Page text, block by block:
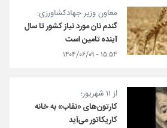
معاون وزیر جهادکشاورزی:
گندم نان مورد نیاز کشور تا سال
آینده تامین است
۱۵:۵۴ - ۱۴۰۴/۰۶/۰۹
از ۱۱ شهریور؛
کارتون‌های «نقاب» به خانه
کاریکاتور می‌آید